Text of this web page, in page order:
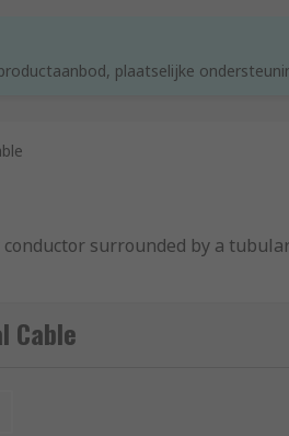
plaatselijke
surrounded by a
signals over long distances.
and receivers with their
Cable